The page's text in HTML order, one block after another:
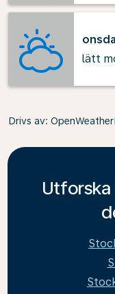
lätt
Drivs av: